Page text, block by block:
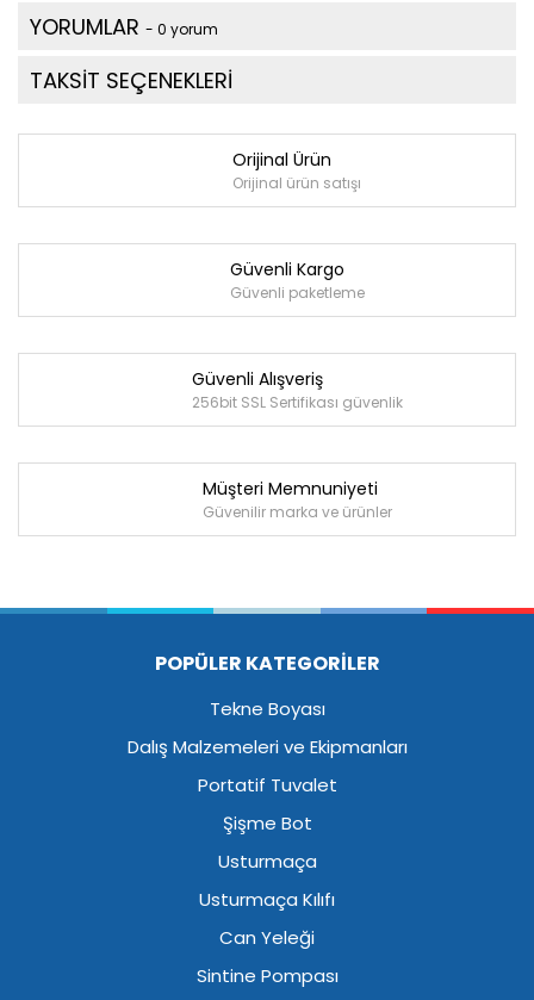
YORUMLAR - 0 yorum
TAKSİT SEÇENEKLERİ
Orijinal Ürün
Orijinal ürün satışı
Güvenli Kargo
Güvenli paketleme
Güvenli Alışveriş
256bit SSL Sertifikası güvenlik
Müşteri Memnuniyeti
Güvenilir marka ve ürünler
POPÜLER KATEGORİLER
Tekne Boyası
Dalış Malzemeleri ve Ekipmanları
Portatif Tuvalet
Şişme Bot
Usturmaça
Usturmaça Kılıfı
Can Yeleği
Sintine Pompası